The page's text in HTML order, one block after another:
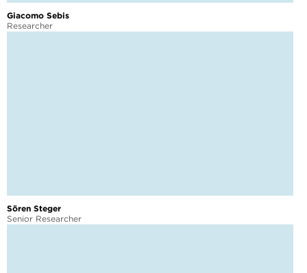
Giacomo Sebis
Researcher
Sören Steger
Senior Researcher